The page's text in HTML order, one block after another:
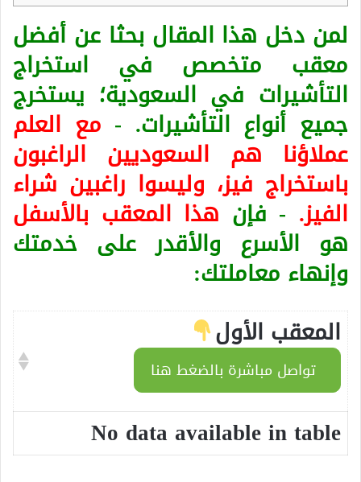
لمن دخل هذا المقال بحثا عن أفضل
معقب متخصص في استخراج
التأشيرات في السعودية؛ يستخرج
جميع أنواع التأشيرات. - مع العلم
عملاؤنا هم السعوديين الراغبون
باستخراج فيز، وليسوا راغبين شراء
الفيز. - فإن هذا المعقب بالأسفل
هو الأسرع والأقدر على خدمتك
وإنهاء معاملتك:
المعقب الأول
تواصل مباشرة بالضغط هنا
No data available in table